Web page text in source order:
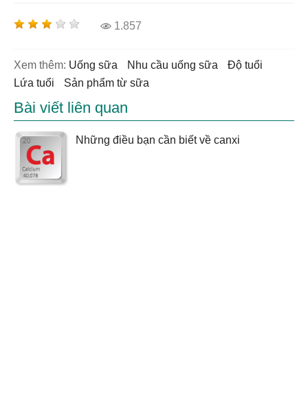
1.857
Xem thêm: uống sữa nhu cầu uống sữa
độ tuổi
lứa tuổi
sản phẩm từ sữa
Bài viết liên quan
Những điều bạn cần biết về canxi